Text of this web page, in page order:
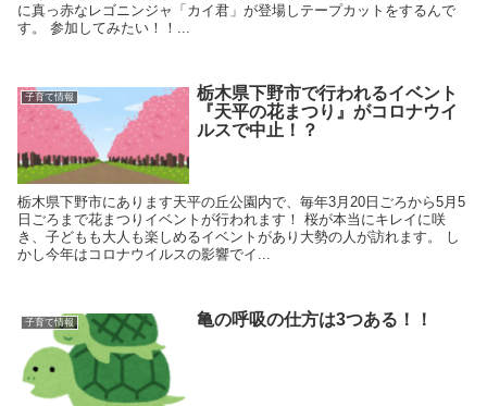
に真っ赤なレゴニンジャ「カイ君」が登場しテープカットをするんで
す。 参加してみたい！！...
子育て情報
栃木県下野市で行われるイベント
『天平の花まつり』がコロナウイ
ルスで中止！？
栃木県下野市にあります天平の丘公園内で、毎年3月20日ごろから5月5
日ごろまで花まつりイベントが行われます！ 桜が本当にキレイに咲
き、子どもも大人も楽しめるイベントがあり大勢の人が訪れます。 し
かし今年はコロナウイルスの影響でイ...
子育て情報 亀の呼吸の仕方は3つある！！